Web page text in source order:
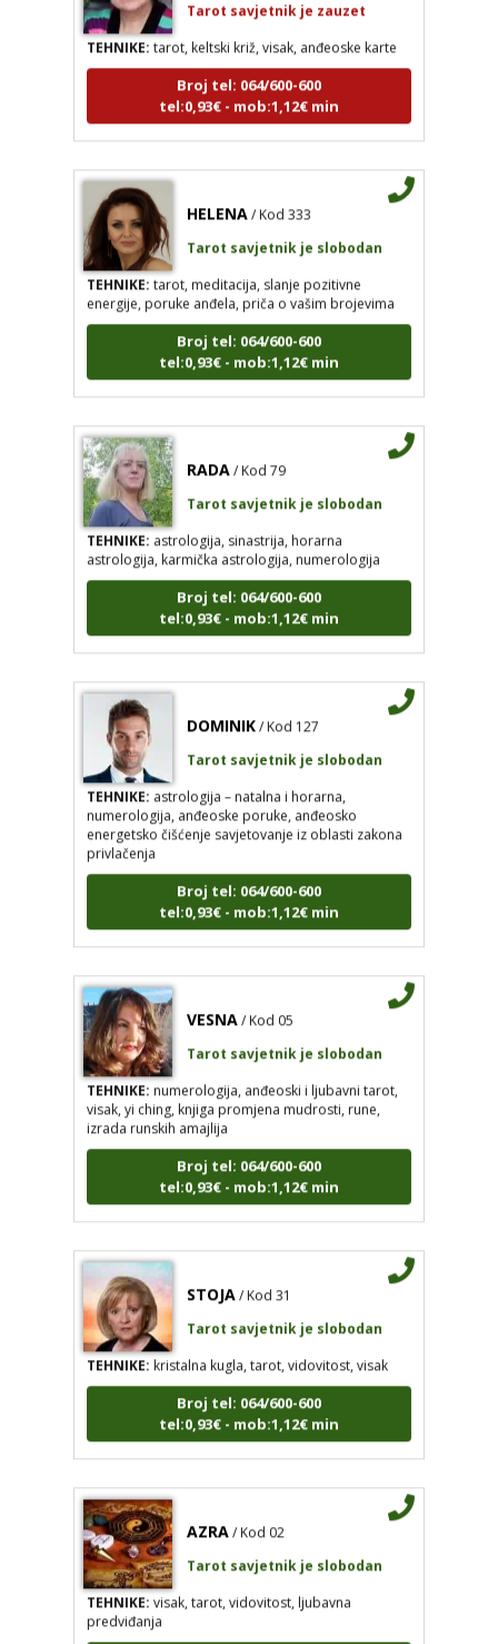
TEHNIKE:tarot, keltski križ, visak, anđeoske karte
Broj tel: 064/600-600
tel:0,93€ - mob:1,12€ min
Tarot savjetnik je slobodan
TEHNIKE:tarot, meditacija, slanje pozitivne
energije, poruke anđela, priča o vašim brojevima
Broj tel: 064/600-600
tel:0,93€ - mob:1,12€ min
Tarot savjetnik je slobodan
TEHNIKE:astrologija, sinastrija, horarna
astrologija, karmička astrologija, numerologija
Broj tel: 064/600-600
tel:0,93€ - mob:1,12€ min
Tarot savjetnik je slobodan
TEHNIKE:
astrologija – natalna i horarna,
numerologija, anđeoske poruke, anđeosko
energetsko čišćenje savjetovanje iz oblasti zakona
privlačenja
tel:0,93€ - mob:1,12€ min
Tarot savjetnik je slobodan
TEHNIKE:numerologija, anđeoski i ljubavni tarot,
visak, yi ching, knjiga promjena mudrosti, rune,
izrada runskih amajlija
Broj tel: 064/600-600
tel:0,93€ - mob:1,12€ min
Tarot savjetnik je slobodan
TEHNIKE:kristalna kugla, tarot, vidovitost, visak
Broj tel: 064/600-600
tel:0,93€ - mob:1,12€ min
Tarot savjetnik je slobodan
TEHNIKE:visak, tarot, vidovitost, ljubavna
predviđanja